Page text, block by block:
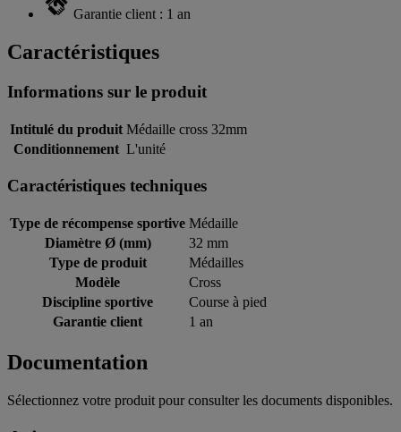
Garantie client : 1 an
Caractéristiques
Informations sur le produit
Intitulé du produit Médaille cross 32mm
Conditionnement L'unité
Caractéristiques techniques
Type de récompense sportive Médaille
Diamètre Ø (mm)
32 mm
Type de produit
Médailles
Modèle
Cross
Discipline sportive
Course à pied
Garantie client
1 an
Documentation
Sélectionnez votre produit pour consulter les documents disponibles.